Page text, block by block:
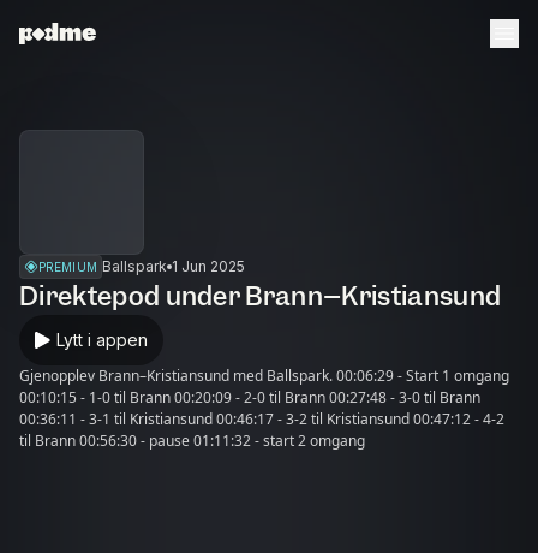
PREMIUM Ballspark 1 Jun 2025
Direktepod under Brann–Kristiansund
Lytt i appen
Gjenopplev Brann–Kristiansund med Ballspark. 00:06:29 - Start 1 omgang
00:10:15 - 1-0 til Brann 00:20:09 - 2-0 til Brann 00:27:48 - 3-0 til Brann
00:36:11 - 3-1 til Kristiansund 00:46:17 - 3-2 til Kristiansund 00:47:12 - 4-2
til Brann 00:56:30 - pause 01:11:32 - start 2 omgang